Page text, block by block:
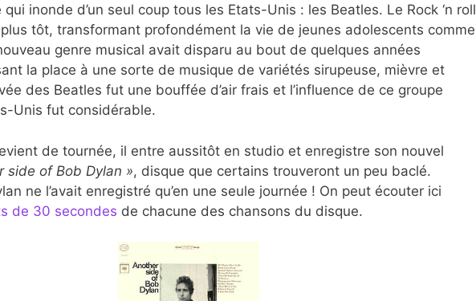
inonde d’un seul coup tous les Etats-Unis : les Beatles. Le Rock ‘n roll
tôt, transformant profondément la vie de jeunes adolescents comme
genre musical avait disparu au bout de quelques années
la place à une sorte de musique de variétés sirupeuse, mièvre et
des Beatles fut une bouffée d’air frais et l’influence de ce groupe
Unis fut considérable.
de tournée, il entre aussitôt en studio et enregistre son nouvel
side of Bob Dylan », disque que certains trouveront un peu baclé.
ne l’avait enregistré qu’en une seule journée ! On peut écouter ici
de 30 secondes de chacune des chansons du disque.